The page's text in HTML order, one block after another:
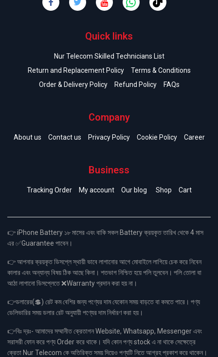
Quick links
Nur Telecom Skilled Technicians List
Return and Replacement Policy
Terms & Conditions
Order & Delivery Policy
Refund Policy FAQs
Company
About us Contact us Privacy Policy Cookie Policy Career
Business
Tracking Order My account Our blog Shop Cart
👉 iPhone Battery ১৮ মাসের এবং বাকি সকল Battery ক্রয়কৃত তারিখ থেকে 4 মাস
এর ✅Guarantee পাবেন।
👉 আপনার ক্রয়কৃত ডিসপ্লে স্থায়ী ভাবে লাগানোর আগে মোবাইলে লাগিয়ে চেক করে নিবেন
কালার এবং অন্যান্য বিষয় ঠিক আছে কিনা। শতভাগ নিশ্চিত হয়ে পলি তুলবেন। পলি তোলা বা
আঠা লাগানো ডিসপ্লেতে ❌Warranty প্রদান করা হয় না।
👉ডলারের(💲) রেট কম বেশির জন্য পণ্যের দাম যেকোন সময় বাড়তে বা কমতে পারে। পণ্য
ডেলিভারির সময় ডলার রেট অনুযায়ী পণ্যের দাম নির্ধারণ করা হয়।
👉বিঃ দ্রঃ- আমাদের সম্মানীত ক্রেতাগন Website, Whatsapp, Messenger এবং
সরাসরী ফোন করে পণ্য Order করে থাকে। যদি কোন পণ্য stock এ না থাকে সেক্ষেত্রে
ক্রেতা Nur Telecom কে অতিরিক্ত সময় দিয়েও পণ্যটি নিতে আগ্রহ প্রকাশ করে থাকেন।